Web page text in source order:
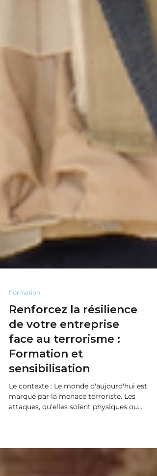
Formation
Renforcez la résilience
de votre entreprise
face au terrorisme :
Formation et
sensibilisation
attaques, qu'elles soient physiques ou